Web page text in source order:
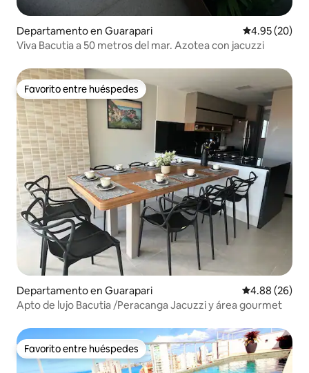
Departamento en Guarapari Calificación
4.95 (20)
Viva Bacutia a 50 metros del mar. Azotea con jacuzzi
Favorito entre huéspedes
Favorito entre huéspedes
Departamento en Guarapari Calificación
4.88 (26)
Apto de lujo Bacutia /Peracanga Jacuzzi y área gourmet
Favorito entre huéspedes
Favorito entre huéspedes